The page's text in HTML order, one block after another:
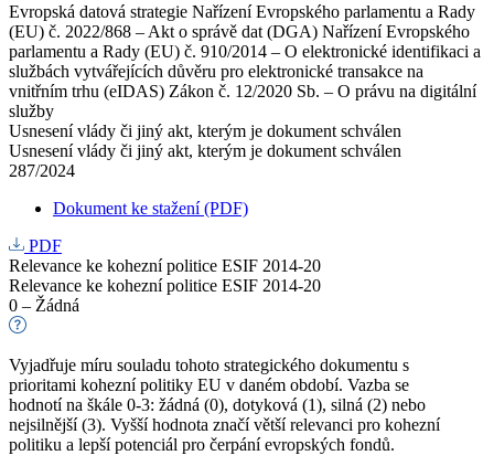
Evropská datová strategie Nařízení Evropského parlamentu a Rady
(EU) č. 2022/868 – Akt o správě dat (DGA) Nařízení Evropského
parlamentu a Rady (EU) č. 910/2014 – O elektronické identifikaci a
službách vytvářejících důvěru pro elektronické transakce na
vnitřním trhu (eIDAS) Zákon č. 12/2020 Sb. – O právu na digitální
služby
Usnesení vlády či jiný akt, kterým je dokument schválen
Usnesení vlády či jiný akt, kterým je dokument schválen
287/2024
Dokument ke stažení (PDF)
PDF
Relevance ke kohezní politice ESIF 2014-20
Relevance ke kohezní politice ESIF 2014-20
0 – Žádná
Vyjadřuje míru souladu tohoto strategického dokumentu s
prioritami kohezní politiky EU v daném období. Vazba se
hodnotí na škále 0-3: žádná (0), dotyková (1), silná (2) nebo
nejsilnější (3). Vyšší hodnota značí větší relevanci pro kohezní
politiku a lepší potenciál pro čerpání evropských fondů.